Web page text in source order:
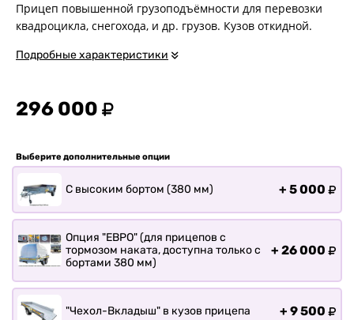
спецтехники
Прицепы для снегоходов
Прицепы для мотоциклов
Прицепы для лодки РИБ
Прицепы для ПВХ Ротан
Прицепы для перевозки
Запчасти
Хоз. товары
Прицеп повышенной грузоподъёмности для перевозки
квадроцикла, снегохода, и др. грузов. Кузов откидной.
Подробные характеристики
296 000
Выберите дополнительные опции
С высоким бортом (380 мм) + 5 000
Опция "ЕВРО" (для прицепов с
тормозом наката, доступна только с
бортами 380 мм)
+ 26 000
"Чехол-Вкладыш" в кузов прицепа + 9 500